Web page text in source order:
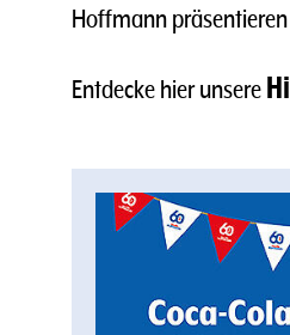
Hoffmann
Entdecke hier unsere